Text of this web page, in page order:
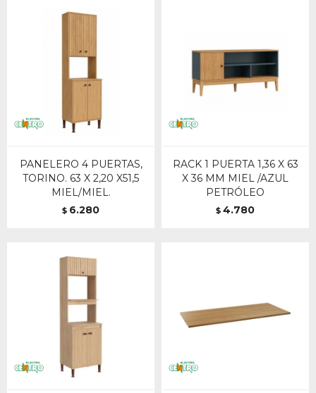
PANELERO 4 PUERTAS,
TORINO. 63 X 2,20 X51,5
MIEL/MIEL.
$ 6.280
RACK 1 PUERTA 1,36 X 63
X 36 MM MIEL /AZUL
PETRÓLEO
$ 4.780